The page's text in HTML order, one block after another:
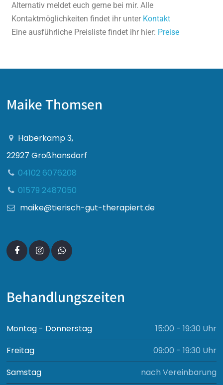
Alternativ meldet euch gerne bei mir. Alle
Kontaktmöglichkeiten findet ihr unter Kontakt
Eine ausführliche Preisliste findet ihr hier: Preise
Maike Thomsen
Haberkamp 3,
22927 Großhansdorf
04102 6076208
01579 2487050
maike@tierisch-gut-therapiert.de
Behandlungszeiten
Montag - Donnerstag
15:00 - 19:30 Uhr
Freitag
09:00 - 19:30 Uhr
Samstag
nach Vereinbarung